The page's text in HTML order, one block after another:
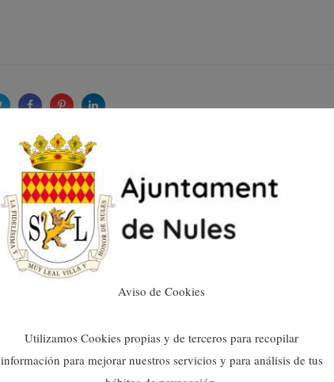
Hipotecària de Nules
Aviso de Cookies
Utilizamos Cookies propias y de terceros para recopilar
información para mejorar nuestros servicios y para análisis de tus